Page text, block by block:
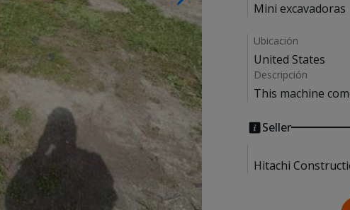
Mini excavadoras
Ubicación
United States
Descripción
This machine
Seller
Hitachi